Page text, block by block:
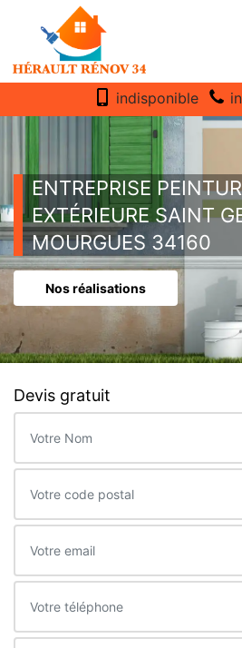
indisponible
ENTREPRISE
EXTÉRIEURE SAINT
MOURGUES 34160
Nos réalisations
Devis gratuit